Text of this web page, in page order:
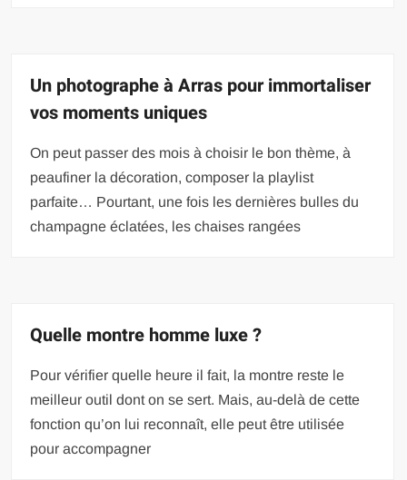
Un photographe à Arras pour immortaliser
vos moments uniques
On peut passer des mois à choisir le bon thème, à
peaufiner la décoration, composer la playlist
parfaite… Pourtant, une fois les dernières bulles du
champagne éclatées, les chaises rangées
Quelle montre homme luxe ?
Pour vérifier quelle heure il fait, la montre reste le
meilleur outil dont on se sert. Mais, au-delà de cette
fonction qu’on lui reconnaît, elle peut être utilisée
pour accompagner